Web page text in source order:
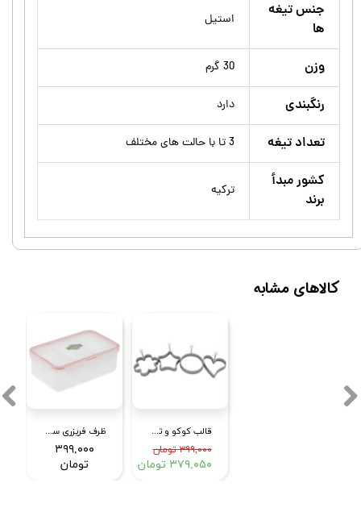
جنس تیغه
ها
استیل
وزن 30 گرم
رنگبندی دارد
تعداد تیغه 3 تا با حالت های مختلف
کشور مبدأ
برند
ترکیه
ظرف فریزری سه خانه لیمون مدل 774
۳۹۹,۰۰۰
تومان
قالب کوکو و تخم مرغ 4 عددی مدل 555
۳۹۹,۰۰۰ تومان
۳۷۹,۰۵۰ تومان
کالاهای مشابه